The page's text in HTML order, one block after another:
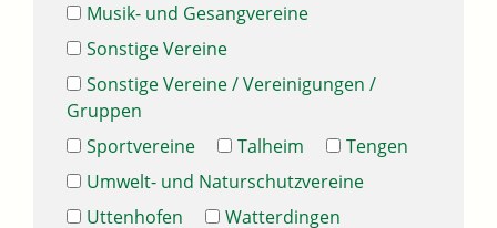
Musik- und Gesangvereine
Sonstige Vereine
Sonstige Vereine / Vereinigungen /
Gruppen
Sportvereine
Talheim
Tengen
Umwelt- und Naturschutzvereine
Uttenhofen
Watterdingen